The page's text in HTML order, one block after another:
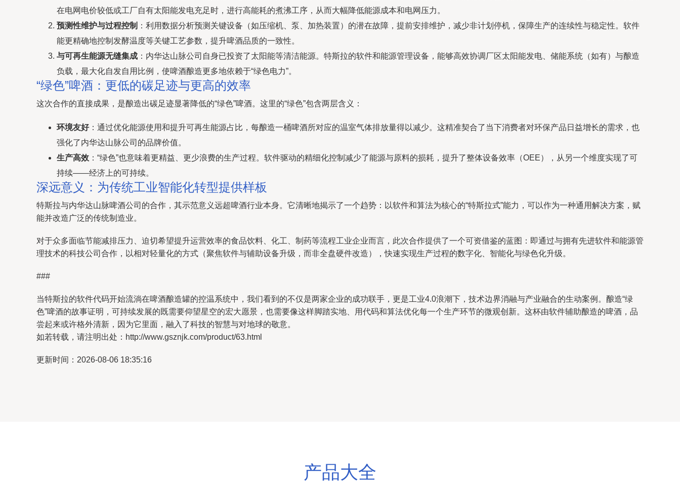
在电网电价较低或工厂自有太阳能发电充足时，进行高能耗的煮沸工序，从而大幅降低能源成本和电网压力。
预测性维护与过程控制 ：利用数据分析预测关键设备（如压缩机、泵、加热装置）的潜在故障，提前安排维护，减少非计划停机，保障生产的连续性与稳定性。软件
能更精确地控制发酵温度等关键工艺参数，提升啤酒品质的一致性。
与可再生能源无缝集成 ：内华达山脉公司自身已投资了太阳能等清洁能源。特斯拉的软件和能源管理设备，能够高效协调厂区太阳能发电、储能系统（如有）与酿造
负载，最大化自发自用比例，使啤酒酿造更多地依赖于“绿色电力”。
“绿色”啤酒：更低的碳足迹与更高的效率
这次合作的直接成果，是酿造出碳足迹显著降低的“绿色”啤酒。这里的“绿色”包含两层含义：
环境友好：通过优化能源使用和提升可再生能源占比，每酿造一桶啤酒所对应的温室气体排放量得以减少。这精准契合了当下消费者对环保产品日益增长的需求，也
强化了内华达山脉公司的品牌价值。
生产高效 ：“绿色”也意味着更精益、更少浪费的生产过程。软件驱动的精细化控制减少了能源与原料的损耗，提升了整体设备效率（OEE），从另一个维度实现了可
持续——经济上的可持续。
深远意义：为传统工业智能化转型提供样板
特斯拉与内华达山脉啤酒公司的合作，其示范意义远超啤酒行业本身。它清晰地揭示了一个趋势：以软件和算法为核心的“特斯拉式”能力，可以作为一种通用解决方案，赋
能并改造广泛的传统制造业。
对于众多面临节能减排压力、迫切希望提升运营效率的食品饮料、化工、制药等流程工业企业而言，此次合作提供了一个可资借鉴的蓝图：即通过与拥有先进软件和能源管
理技术的科技公司合作，以相对轻量化的方式（聚焦软件与辅助设备升级，而非全盘硬件改造），快速实现生产过程的数字化、智能化与绿色化升级。
###
当特斯拉的软件代码开始流淌在啤酒酿造罐的控温系统中，我们看到的不仅是两家企业的成功联手，更是工业4.0浪潮下，技术边界消融与产业融合的生动案例。酿造“绿
色”啤酒的故事证明，可持续发展的既需要仰望星空的宏大愿景，也需要像这样脚踏实地、用代码和算法优化每一个生产环节的微观创新。这杯由软件辅助酿造的啤酒，品
尝起来或许格外清新，因为它里面，融入了科技的智慧与对地球的敬意。
如若转载，请注明出处：http://www.gsznjk.com/product/63.html
更新时间：2026-08-06 18:35:16
产品大全